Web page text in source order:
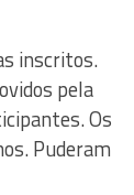
inscritos.
pela
Os
Puderam